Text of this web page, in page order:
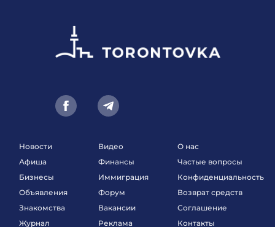
Новости
Афиша
Бизнесы
Объявления
Знакомства
Журнал
Видео
Финансы
Иммиграция
Форум
Вакансии
Реклама
О нас
Частые вопросы
Конфиденциальность
Возврат средств
Соглашение
Контакты